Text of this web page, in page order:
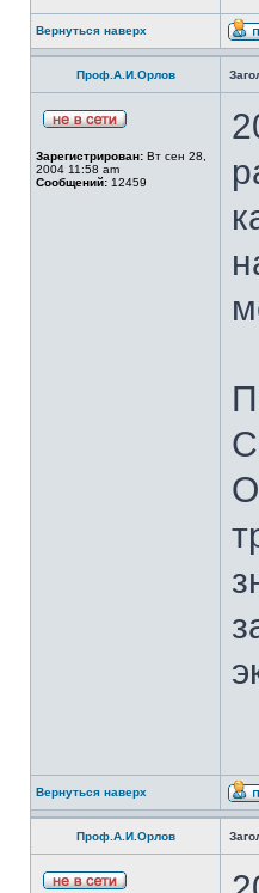
Вернуться наверх
Проф.А.И.Орлов
Зарегистрирован: Вт сен 28,
2004 11:58 am
Сообщений: 12459
Вернуться наверх
Проф.А.И.Орлов